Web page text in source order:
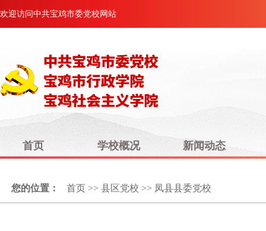
欢迎访问中共宝鸡市委党校网站
首页 学校概况 新闻动态
您的位置： 首页>> 县区党校 >> 凤县县委党校